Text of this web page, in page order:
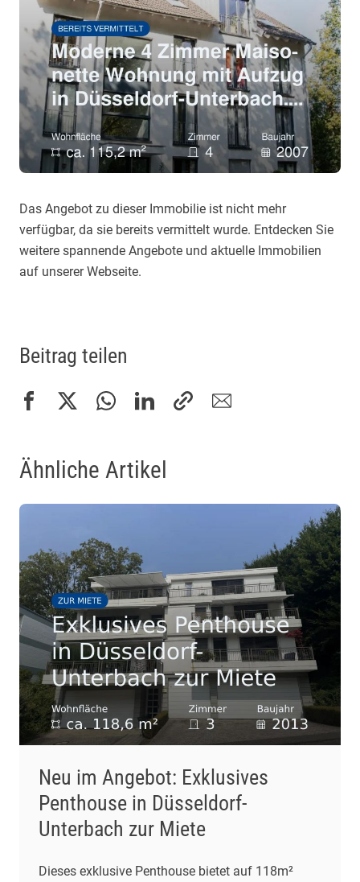
Das Angebot zu dieser Immobilie ist nicht mehr
verfügbar, da sie bereits vermittelt wurde. Entdecken Sie
weitere spannende Angebote und aktuelle Immobilien
auf unserer Webseite.
Beitrag teilen
Ähnliche Artikel
Neu im Angebot: Exklusives
Penthouse in Düsseldorf-
Unterbach zur Miete
Dieses exklusive Penthouse bietet auf 118m²